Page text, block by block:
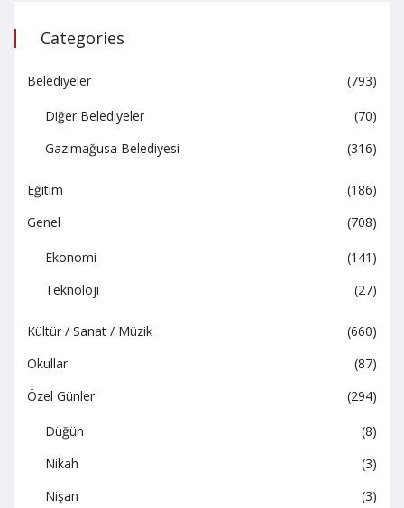
Categories
Belediyeler (793)
Diğer Belediyeler
(70)
Gazimağusa Belediyesi
(316)
Eğitim
(186)
Genel
(708)
Ekonomi
(141)
Teknoloji
(27)
Kültür / Sanat / Müzik
(660)
Okullar
(87)
Özel Günler
(294)
Düğün
(8)
Nikah
(3)
Nişan
(3)